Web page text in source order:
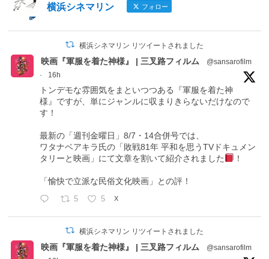
横浜シネマリン フォロー
横浜シネマリン リツイートされました
映画『軍服を着た神様』 | 三叉路フィルム
@sansarofilm
·
16h
トンデモな雰囲気をまといつつある『軍服を着た神
様』ですが、単にジャンルに収まりきらないだけなので
す！
最新の「週刊金曜日」8/7・14合併号では、
ワタナベアキラ氏の「敗戦81年 平和を思うTVドキュメン
タリーと映画」にて文章を割いて紹介されました
！
「愉快で立派な民俗文化映画」との評！
5 5 X
横浜シネマリン リツイートされました
映画『軍服を着た神様』 | 三叉路フィルム
@sansarofilm